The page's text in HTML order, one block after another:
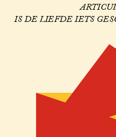
IS DE LIEFDE IETS